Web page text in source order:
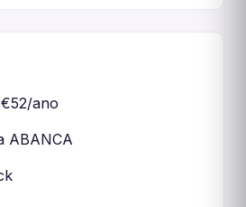
ano
ABANCA